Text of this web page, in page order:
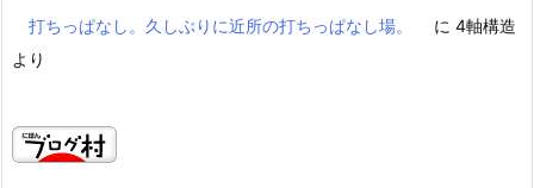
打ちっぱなし。久しぶりに近所の打ちっぱなし場。 に 4軸構造
より